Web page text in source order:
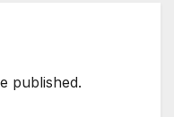
published.